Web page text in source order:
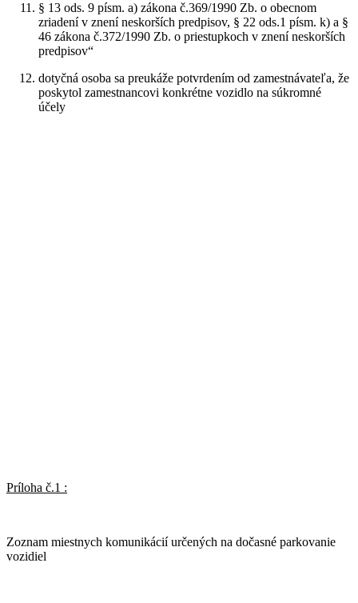
§ 13 ods. 9 písm. a) zákona č.369/1990 Zb. o obecnom
zriadení v znení neskorších predpisov, § 22 ods.1 písm. k) a §
46 zákona č.372/1990 Zb. o priestupkoch v znení neskorších
predpisov“
dotyčná osoba sa preukáže potvrdením od zamestnávateľa, že
poskytol zamestnancovi konkrétne vozidlo na súkromné
účely
Príloha č.1 :
Zoznam miestnych komunikácií určených na dočasné parkovanie
vozidiel